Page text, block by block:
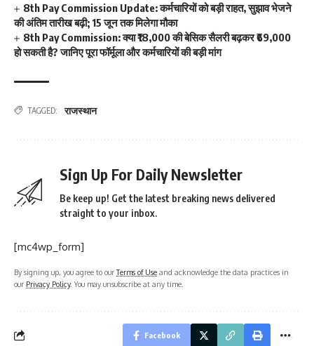
8th Pay Commission Update: कर्मचारियों को बड़ी राहत, सुझाव भेजने
की अंतिम तारीख बढ़ी; 15 जून तक मिलेगा मौका
8th Pay Commission: क्या ₹18,000 की बेसिक सैलरी बढ़कर ₹69,000
हो सकती है? जानिए पूरा फॉर्मूला और कर्मचारियों की बड़ी मांग
TAGGED: राजस्थान
Sign Up For Daily Newsletter
Be keep up! Get the latest breaking news delivered
straight to your inbox.
[mc4wp_form]
By signing up, you agree to ourTerms of Use and acknowledge the data practices in
our Privacy Policy. You may unsubscribe at any time.
Facebook